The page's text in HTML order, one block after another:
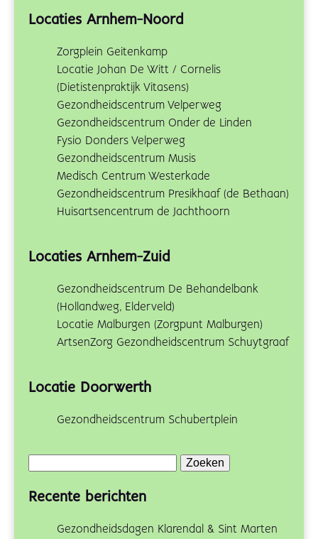
Locaties Arnhem-Noord
Zorgplein Geitenkamp
Locatie Johan De Witt / Cornelis
(Dietistenpraktijk Vitasens)
Gezondheidscentrum Velperweg
Gezondheidscentrum Onder de Linden
Fysio Donders Velperweg
Gezondheidscentrum Musis
Medisch Centrum Westerkade
Gezondheidscentrum Presikhaaf (de Bethaan)
Huisartsencentrum de Jachthoorn
Locaties Arnhem-Zuid
Gezondheidscentrum De Behandelbank
(Hollandweg, Elderveld)
Locatie Malburgen (Zorgpunt Malburgen)
ArtsenZorg Gezondheidscentrum Schuytgraaf
Locatie Doorwerth
Gezondheidscentrum Schubertplein
Recente berichten
Gezondheidsdagen Klarendal & Sint Marten